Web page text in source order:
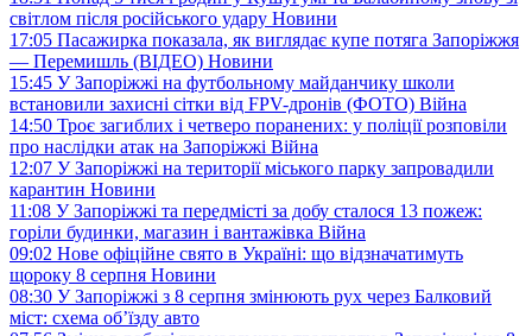
світлом після російського удару Новини
17:05 Пасажирка показала, як виглядає купе потяга Запоріжжя
— Перемишль (ВІДЕО) Новини
15:45 У Запоріжжі на футбольному майданчику школи
встановили захисні сітки від FPV-дронів (ФОТО) Війна
14:50 Троє загиблих і четверо поранених: у поліції розповіли
про наслідки атак на Запоріжжі Війна
12:07 У Запоріжжі на території міського парку запровадили
карантин Новини
11:08 У Запоріжжі та передмісті за добу сталося 13 пожеж:
горіли будинки, магазин і вантажівка Війна
09:02 Нове офіційне свято в Україні: що відзначатимуть
щороку 8 серпня Новини
08:30 У Запоріжжі з 8 серпня змінюють рух через Балковий
міст: схема об’їзду авто